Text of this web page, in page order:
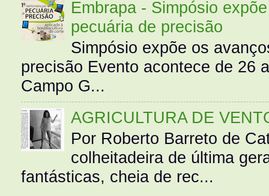
Embrapa - Simpósio
pecuária de precisão
Simpósio expõe os
precisão Evento acontece de 26
Campo G...
AGRICULTURA DE
Por Roberto Barreto de
colheitadeira de última
fantásticas, cheia de rec...